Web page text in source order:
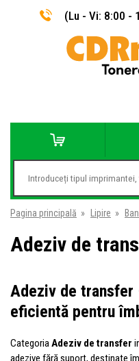
(Lu - Vi: 8:00 -
Pagina principală » Lipire »
Adeziv de
Adeziv de
eficientă pentru
CategoriaAdeziv de transfer
adezive fără suport, destinate